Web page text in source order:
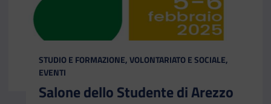
CATEGORIA:
STUDIO E FORMAZIONE, VOLONTARIATO E SOCIALE,
EVENTI
Salone dello Studente di Arezzo